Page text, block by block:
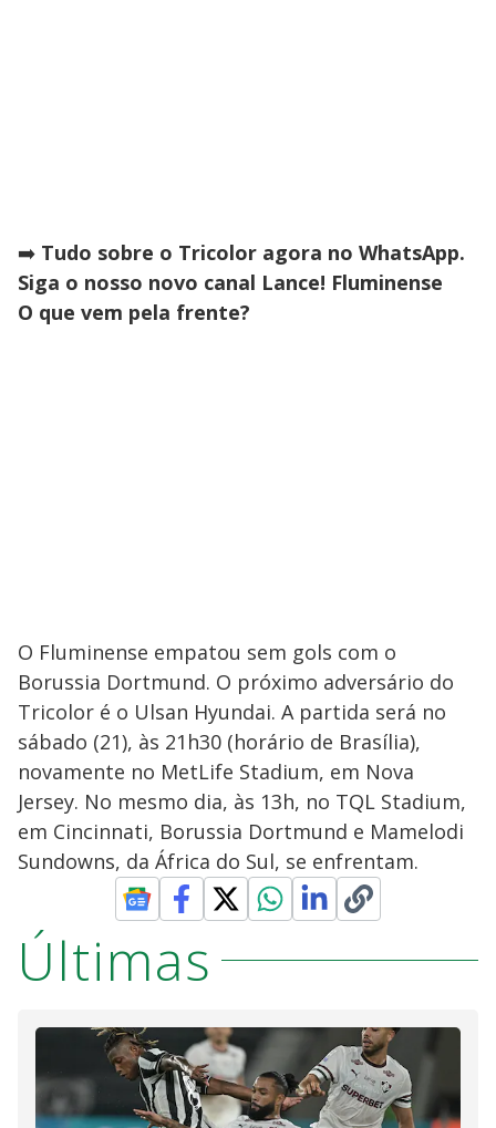
➡️ Tudo sobre o Tricolor agora no WhatsApp.
Siga o nosso novo canal Lance! Fluminense
O que vem pela frente?
O Fluminense empatou sem gols com o
Borussia Dortmund. O próximo adversário do
Tricolor é o Ulsan Hyundai. A partida será no
sábado (21), às 21h30 (horário de Brasília),
novamente no MetLife Stadium, em Nova
Jersey. No mesmo dia, às 13h, no TQL Stadium,
em Cincinnati, Borussia Dortmund e Mamelodi
Sundowns, da África do Sul, se enfrentam.
Últimas